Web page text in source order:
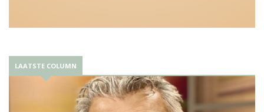
LAATSTE COLUMN